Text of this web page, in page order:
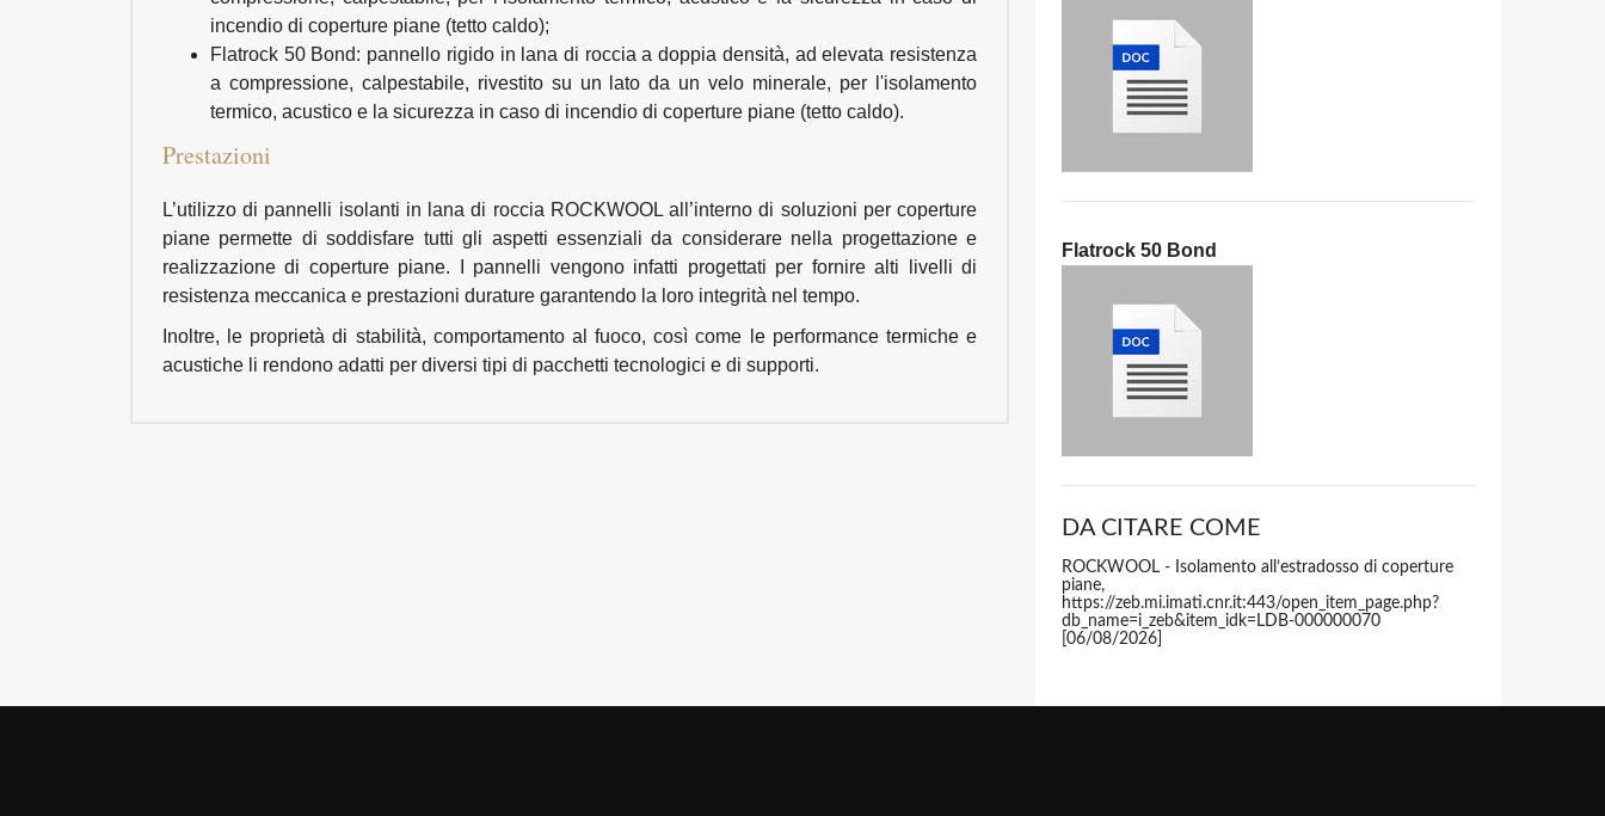
incendio di coperture piane (tetto caldo);
Flatrock 50 Bond: pannello rigido in lana di roccia a doppia densità, ad elevata resistenza
a compressione, calpestabile, rivestito su un lato da un velo minerale, per l'isolamento
termico, acustico e la sicurezza in caso di incendio di coperture piane (tetto caldo).
Prestazioni
L’utilizzo di pannelli isolanti in lana di roccia ROCKWOOL all’interno di soluzioni per coperture
piane permette di soddisfare tutti gli aspetti essenziali da considerare nella progettazione e
realizzazione di coperture piane. I pannelli vengono infatti progettati per fornire alti livelli di
resistenza meccanica e prestazioni durature garantendo la loro integrità nel tempo.
Inoltre, le proprietà di stabilità, comportamento al fuoco, così come le performance termiche e
acustiche li rendono adatti per diversi tipi di pacchetti tecnologici e di supporti.
Flatrock 50 Bond
DA CITARE COME
ROCKWOOL - Isolamento all’estradosso di coperture
piane,
https://zeb.mi.imati.cnr.it:443/open_item_page.php?
db_name=i_zeb&item_idk=LDB-000000070
[06/08/2026]